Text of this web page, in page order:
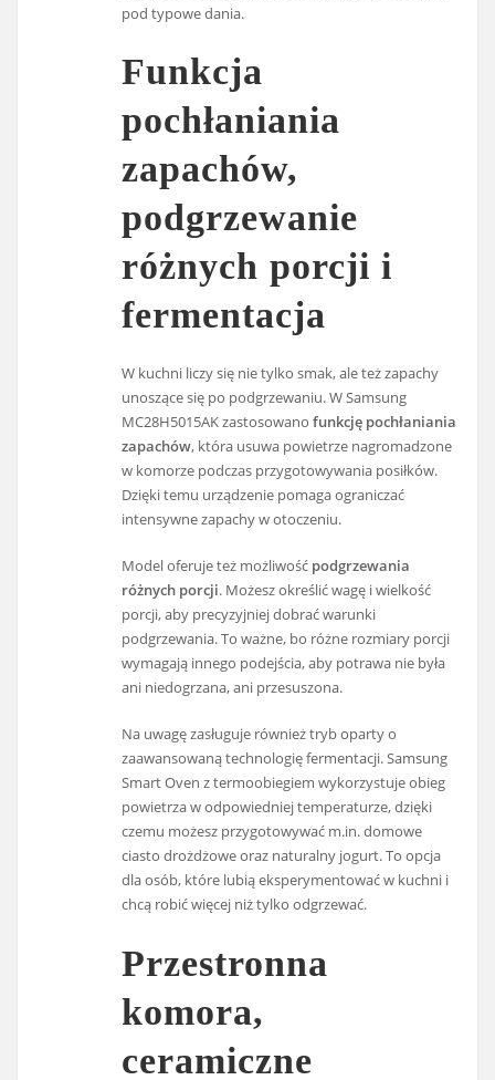
pod typowe dania.
Funkcja
pochłaniania
zapachów,
podgrzewanie
różnych porcji i
fermentacja
W kuchni liczy się nie tylko smak, ale też zapachy
unoszące się po podgrzewaniu. W Samsung
MC28H5015AK zastosowanofunkcję pochłaniania
zapachów, która usuwa powietrze nagromadzone
w komorze podczas przygotowywania posiłków.
Dzięki temu urządzenie pomaga ograniczać
intensywne zapachy w otoczeniu.
Model oferuje też możliwość podgrzewania
różnych porcji. Możesz określić wagę i wielkość
porcji, aby precyzyjniej dobrać warunki
podgrzewania. To ważne, bo różne rozmiary porcji
wymagają innego podejścia, aby potrawa nie była
ani niedogrzana, ani przesuszona.
Na uwagę zasługuje również tryb oparty o
zaawansowaną technologię fermentacji. Samsung
Smart Oven z termoobiegiem wykorzystuje obieg
powietrza w odpowiedniej temperaturze, dzięki
czemu możesz przygotowywać m.in. domowe
ciasto drożdżowe oraz naturalny jogurt. To opcja
dla osób, które lubią eksperymentować w kuchni i
chcą robić więcej niż tylko odgrzewać.
Przestronna
komora,
ceramiczne